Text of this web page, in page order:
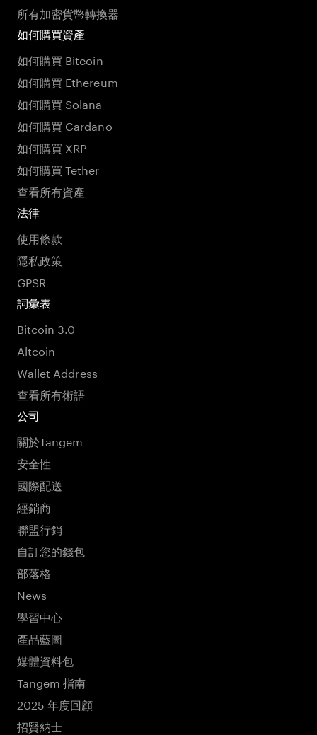
所有加密貨幣轉換器
如何購買資產
如何購買 Bitcoin
如何購買 Ethereum
如何購買 Solana
如何購買 Cardano
如何購買 XRP
如何購買 Tether
查看所有資產
法律
使用條款
隱私政策
GPSR
詞彙表
Bitcoin 3.0
Altcoin
Wallet Address
查看所有術語
公司
關於Tangem
安全性
國際配送
經銷商
聯盟行銷
自訂您的錢包
部落格
News
學習中心
產品藍圖
媒體資料包
Tangem 指南
2025 年度回顧
招賢納士